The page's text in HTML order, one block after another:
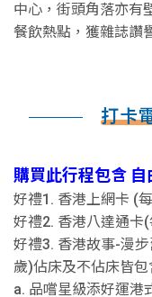
中心，街頭角落亦有
餐飲熱點，獲雜誌讚
打卡
購買此行程包含
好禮1. 香港上網卡 (
好禮2. 香港八達通卡(
好禮3. 香港故事-漫
歲)佔床及不佔床皆包
a. 品嚐星級添好運港